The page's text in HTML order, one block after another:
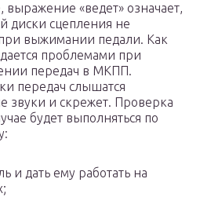
«ведет» означает,
диски сцепления не
выжимании педали. Как
проблемами при
передач в МКПП.
передач слышатся
звуки и скрежет. Проверка
будет выполняться по
и дать ему работать на